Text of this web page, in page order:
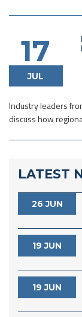
17
JUL
Industry leaders
discuss how
LATEST
26 JUN
19 JUN
19 JUN